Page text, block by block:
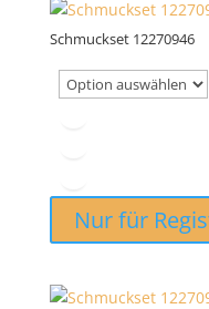
Schmuckset 12270946
Nur für